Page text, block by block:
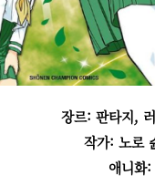
장르: 판타지,
작가: 노로
애니화